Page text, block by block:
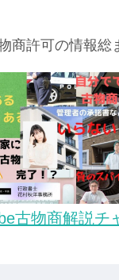
商許可の情報総
古物商解説チ